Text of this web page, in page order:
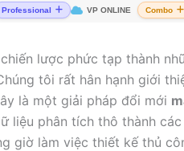
Professional VP ONLINE Combo
lược phức tạp thành
tôi rất hân hạnh giới
là một giải pháp đổi mới
liệu phân tích thô thành
giờ làm việc thiết kế thủ